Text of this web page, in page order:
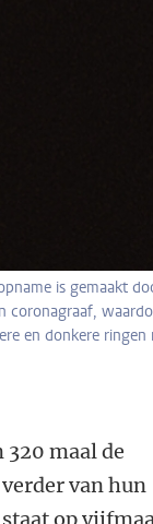
is gemaakt
coronagraaf,
en donkere ringen
320 maal de
van hun